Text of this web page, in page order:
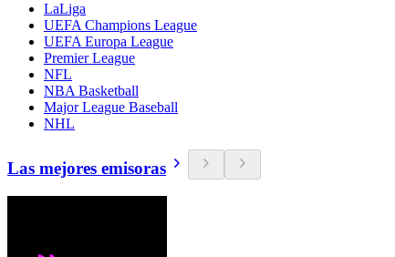
LaLiga
UEFA Champions League
UEFA Europa League
Premier League
NFL
NBA Basketball
Major League Baseball
NHL
Las mejores emisoras